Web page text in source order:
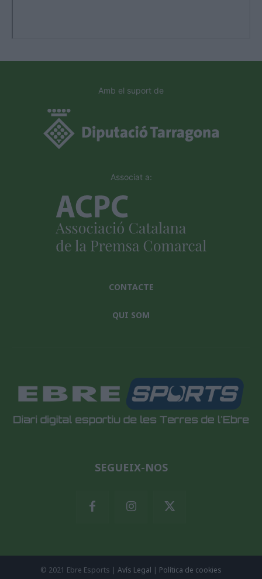
Amb el suport de
Associat a:
CONTACTE
QUI SOM
SEGUEIX-NOS
© 2021 Ebre Esports | Avís Legal | Política de cookies